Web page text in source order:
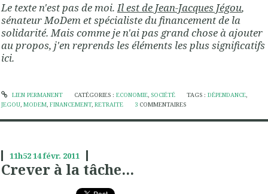
Le texte n'est pas de moi.Il est de Jean-Jacques Jégou,
sénateur MoDem et spécialiste du financement de la
solidarité. Mais comme je n'ai pas grand chose à ajouter
au propos, j'en reprends les éléments les plus significatifs
ici.
LIEN PERMANENT CATÉGORIES : ECONOMIE, SOCIÉTÉ TAGS :DÉPENDANCE
JEGOU MODEM FINANCEMENT, RETRAITE 3 COMMENTAIRES
11h5214févr. 2011
Crever à la tâche...